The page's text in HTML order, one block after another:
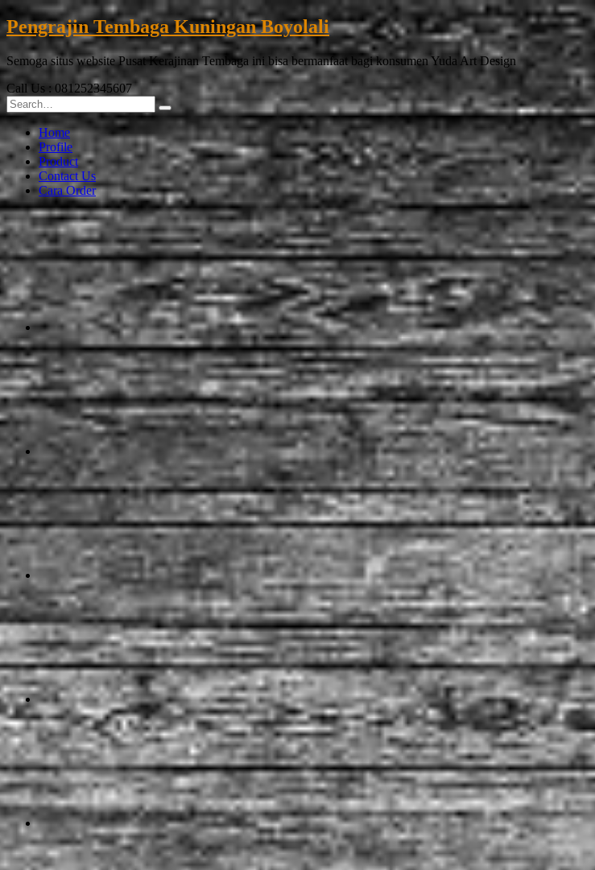
Pengrajin Tembaga Kuningan Boyolali
Semoga situs website Pusat Kerajinan Tembaga ini bisa bermanfaat bagi konsumen Yuda Art Design
Call Us : 081252345607
Home
Profile
Product
Contact Us
Cara Order